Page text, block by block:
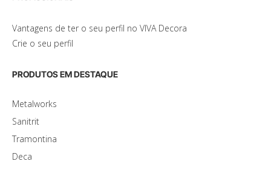
Vantagens de ter o seu perfil no VIVA Decora
Crie o seu perfil
PRODUTOS EM DESTAQUE
Metalworks
Sanitrit
Tramontina
Deca